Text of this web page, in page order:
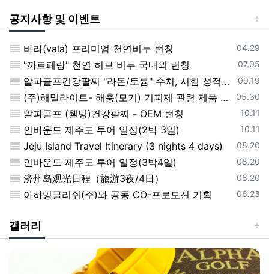
공지사항 및 이벤트
일
일
일
일
등록일
04.29
바라(vala) 프리미엄 천연비누 런칭
등록일
07.05
"까르페랑" 천연 허브 비누 국내외 런칭
등록일
09.19
알파골프건강팔찌 "라돈/토륨" 수치, 시험 성적서 테스트 통과
등록일
05.30
(주)해밀라이트- 해충(모기) 기피제 관련 제품 "포그미" 런칭
등록일
10.11
알파골프 (웰빙)건강팔찌 - OEM 런칭
등록일
10.11
인바운드 제주도 투어 일정(2박 3일)
등록일
08.20
Jeju Island Travel Itinerary (3 nights 4 days)
등록일
08.20
인바운드 제주도 투어 일정(3박4일)
등록일
08.20
济州岛观光日程（旅游3夜/4日）
등록일
06.23
아하잉글리쉬(주)와 공동 CO-프로모션 기획
갤러리